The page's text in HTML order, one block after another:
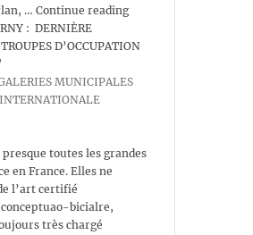
… Continue reading
: DERNIÈRE
D’OCCUPATION
MUNICIPALES
toutes les grandes
en France. Elles ne
l’art certifié
bicialre,
très chargé